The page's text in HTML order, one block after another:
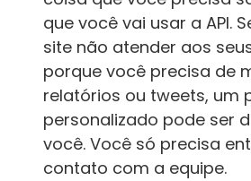
que você vai usar a API.
site não atender aos
porque você precisa de
relatórios ou tweets, um
personalizado pode ser
você. Você só precisa
contato com a equipe.